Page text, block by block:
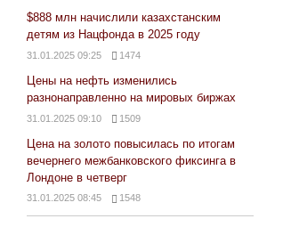
$888 млн начислили казахстанским
детям из Нацфонда в 2025 году
31.01.2025 09:25 1474
Цены на нефть изменились
разнонаправленно на мировых биржах
31.01.2025 09:10 1509
Цена на золото повысилась по итогам
вечернего межбанковского фиксинга в
Лондоне в четверг
31.01.2025 08:45 1548